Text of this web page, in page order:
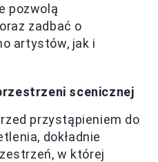
pozwolą
zadbać o
artystów, jak i
scenicznej
przystąpieniem do
dokładnie
w której